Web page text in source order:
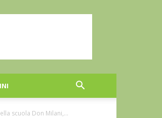
scuola Don Milani,...